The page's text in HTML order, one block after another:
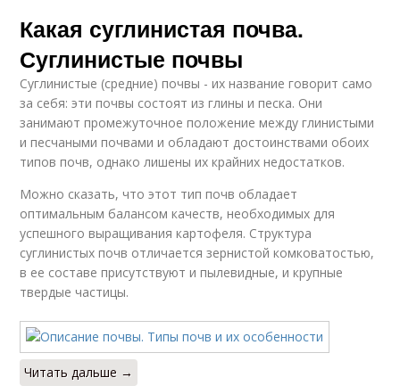
Какая суглинистая почва.
Суглинистые почвы
Суглинистые (средние) почвы - их название говорит само
за себя: эти почвы состоят из глины и песка. Они
занимают промежуточное положение между глинистыми
и песчаными почвами и обладают достоинствами обоих
типов почв, однако лишены их крайних недостатков.
Можно сказать, что этот тип почв обладает
оптимальным балансом качеств, необходимых для
успешного выращивания картофеля. Структура
суглинистых почв отличается зернистой комковатостью,
в ее составе присутствуют и пылевидные, и крупные
твердые частицы.
Читать дальше →